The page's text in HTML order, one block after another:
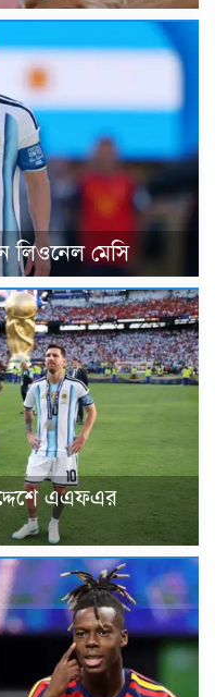
লিওনেল মেসি
এএফএর